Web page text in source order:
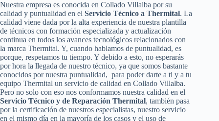
Nuestra empresa es conocida en Collado Villalba por su
calidad y puntualidad en el Servicio Técnico a Thermital. La
calidad viene dada por la alta experiencia de nuestra plantilla
de técnicos con formación especializada y actualización
continua en todos los avances tecnológicos relacionados con
la marca Thermital. Y, cuando hablamos de puntualidad, es
porque, respetamos tu tiempo. Y debido a esto, no esperarás
por hora la llegada de nuestro técnico, ya que somos bastante
conocidos por nuestra puntualidad, para poder darte a ti y a tu
equipo Thermital un servicio de calidad en Collado Villalba.
Pero no solo con eso nos conformamos nuestra calidad en el
Servicio Técnico y de Reparación Thermital, también pasa
por la certificación de nuestros especialistas, nuestro servicio
en el mismo día en la mayoría de los casos y el uso de